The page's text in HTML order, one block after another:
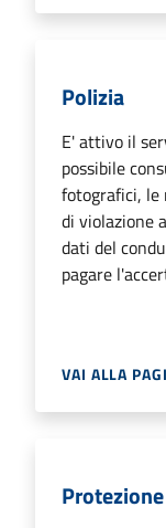
Polizia
E' attivo il
possibile
fotografici, le
di violazione
dati del
pagare
VAI ALLA